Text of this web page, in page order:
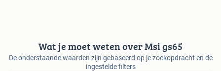
Wat je moet weten over Msi gs65
De onderstaande waarden zijn gebaseerd op je zoekopdracht en de
ingestelde filters